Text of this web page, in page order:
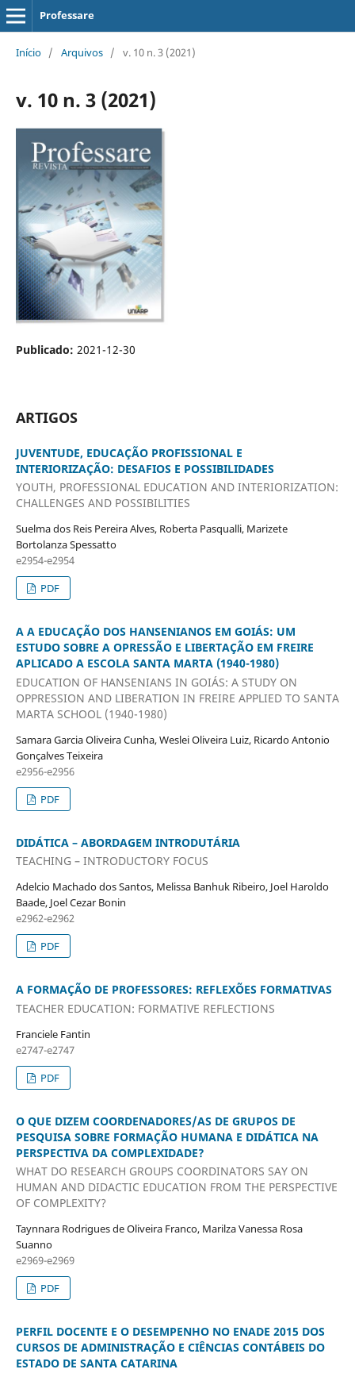
Professare
Início / Arquivos / v. 10 n. 3 (2021)
v. 10 n. 3 (2021)
Publicado: 2021-12-30
ARTIGOS
JUVENTUDE, EDUCAÇÃO PROFISSIONAL E
INTERIORIZAÇÃO: DESAFIOS E POSSIBILIDADES
YOUTH, PROFESSIONAL EDUCATION AND INTERIORIZATION:
CHALLENGES AND POSSIBILITIES
Suelma dos Reis Pereira Alves, Roberta Pasqualli, Marizete
Bortolanza Spessatto
e2954-e2954
PDF
A A EDUCAÇÃO DOS HANSENIANOS EM GOIÁS: UM
ESTUDO SOBRE A OPRESSÃO E LIBERTAÇÃO EM FREIRE
APLICADO A ESCOLA SANTA MARTA (1940-1980)
EDUCATION OF HANSENIANS IN GOIÁS: A STUDY ON
OPPRESSION AND LIBERATION IN FREIRE APPLIED TO SANTA
MARTA SCHOOL (1940-1980)
Samara Garcia Oliveira Cunha, Weslei Oliveira Luiz, Ricardo Antonio
Gonçalves Teixeira
e2956-e2956
PDF
DIDÁTICA – ABORDAGEM INTRODUTÁRIA
TEACHING – INTRODUCTORY FOCUS
Adelcio Machado dos Santos, Melissa Banhuk Ribeiro, Joel Haroldo
Baade, Joel Cezar Bonin
e2962-e2962
PDF
A FORMAÇÃO DE PROFESSORES: REFLEXÕES FORMATIVAS
TEACHER EDUCATION: FORMATIVE REFLECTIONS
Franciele Fantin
e2747-e2747
PDF
O QUE DIZEM COORDENADORES/AS DE GRUPOS DE
PESQUISA SOBRE FORMAÇÃO HUMANA E DIDÁTICA NA
PERSPECTIVA DA COMPLEXIDADE?
WHAT DO RESEARCH GROUPS COORDINATORS SAY ON
HUMAN AND DIDACTIC EDUCATION FROM THE PERSPECTIVE
OF COMPLEXITY?
Taynnara Rodrigues de Oliveira Franco, Marilza Vanessa Rosa
Suanno
e2969-e2969
PDF
PERFIL DOCENTE E O DESEMPENHO NO ENADE 2015 DOS
CURSOS DE ADMINISTRAÇÃO E CIÊNCIAS CONTÁBEIS DO
ESTADO DE SANTA CATARINA